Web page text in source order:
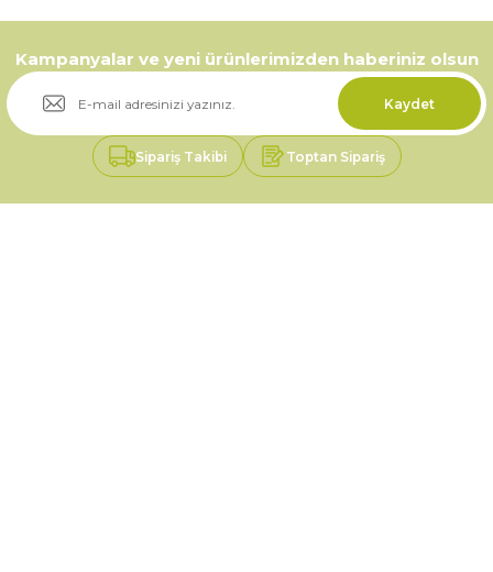
Kampanyalar ve yeni ürünlerimizden haberiniz olsun
Kaydet
Sipariş Takibi Toptan Sipariş